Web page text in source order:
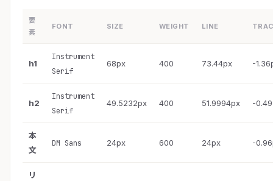
要
素
FONT SIZE WEIGHT LINE
h1
Instrument
Serif
68px 400 73.44px -
h2
Instrument
Serif
49.5232px 400 51.9994px -
本
文
DM Sans 24px 600 24px -
リ